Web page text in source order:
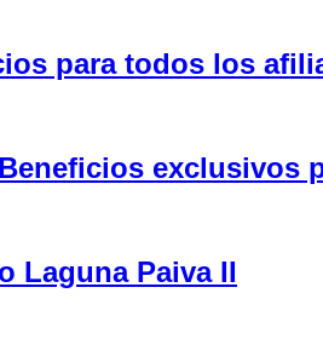
para todos los
exclusivos
Laguna Paiva II